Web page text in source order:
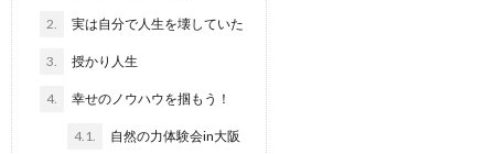
2. 実は自分で人生を壊していた
3. 授かり人生
4. 幸せのノウハウを掴もう！
4.1. 自然の力体験会in大阪